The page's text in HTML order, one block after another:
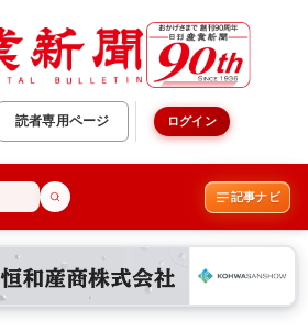
読者専用ページ ログイン
記事ナビ